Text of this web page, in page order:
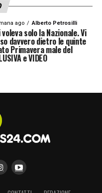
ago Alberto Petrosilli
solo la Nazionale. Vi
davvero dietro le quinte
Primavera male del
e VIDEO